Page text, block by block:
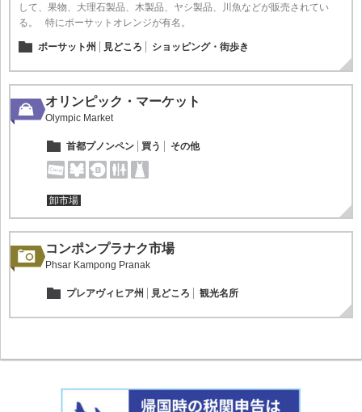
して、果物、大理石製品、木製品、ヤシ製品、川魚などが販売されてい
る。 特にポーサットオレンジが有名。
ポーサット州 見どころ ショッピング・街歩き
オリンピック・マーケット
Olympic Market
首都プノンペン 買う その他
卸市場
コンポンプラナク市場
Phsar Kampong Pranak
プレアヴィヒア州 見どころ 観光名所